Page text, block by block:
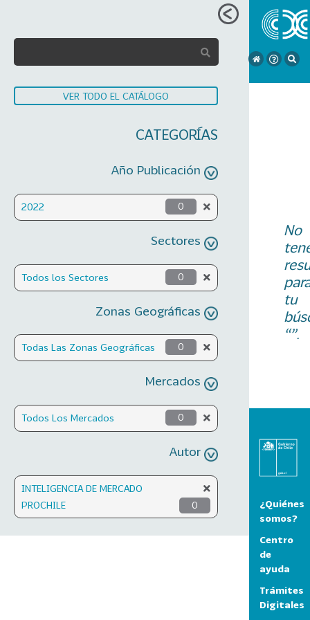
VER TODO EL CATÁLOGO
CATEGORÍAS
Año Publicación
2022 0
Sectores
Todos los Sectores 0
Zonas Geográficas
Todas Las Zonas Geográficas 0
Mercados
Todos Los Mercados 0
Autor
INTELIGENCIA DE MERCADO
PROCHILE
0
No
tu
“”.
¿Quiénes
somos?
Centro
de
ayuda
Trámites
Digitales